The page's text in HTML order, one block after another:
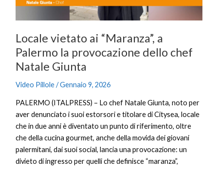
Locale vietato ai “Maranza”, a
Palermo la provocazione dello chef
Natale Giunta
Video Pillole/Gennaio 9, 2026
PALERMO (ITALPRESS) – Lo chef Natale Giunta, noto per
aver denunciato i suoi estorsori e titolare di Citysea, locale
che in due anni è diventato un punto di riferimento, oltre
che della cucina gourmet, anche della movida dei giovani
palermitani, dai suoi social, lancia una provocazione: un
divieto di ingresso per quelli che definisce “maranza”,
provocazione
Natale
Giunta